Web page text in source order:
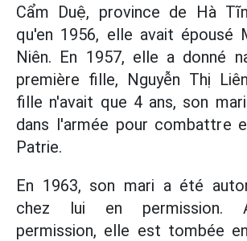
Cẩm Duệ, province de Hà
qu'en 1956, elle avait épousé
Niên. En 1957, elle a donné
première fille, Nguyễn Thị
fille n'avait que 4 ans, son
dans l'armée pour combattre
Patrie.
En 1963, son mari a été
chez lui en permission.
permission, elle est tombée